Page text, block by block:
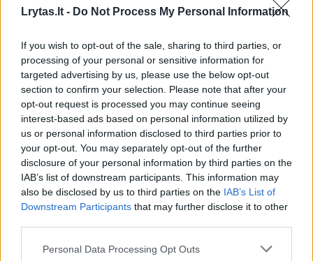
Lrytas.lt - Do Not Process My Personal Information
If you wish to opt-out of the sale, sharing to third parties, or
processing of your personal or sensitive information for
targeted advertising by us, please use the below opt-out
section to confirm your selection. Please note that after your
opt-out request is processed you may continue seeing
interest-based ads based on personal information utilized by
us or personal information disclosed to third parties prior to
your opt-out. You may separately opt-out of the further
disclosure of your personal information by third parties on the
IAB’s list of downstream participants. This information may
also be disclosed by us to third parties on the IAB’s List of
Downstream Participants that may further disclose it to other
Personal Data Processing Opt Outs
būtų nukreiptos krašto apsaugai
00:12:47
Atsakė, kas padarė įtakos vieno didžiausių bankų
bankrotui: poveikį galime pajusti ir mes
Žinios | Lietuvos diena
00:03:58
Tiek santaupų lietuviai dar neturėjo: Lietuva
pragyventų 2 metus
Žinios | Lietuvos diena
Lietuviai skolinasi kaip pašėlę — būstas gali pradėti